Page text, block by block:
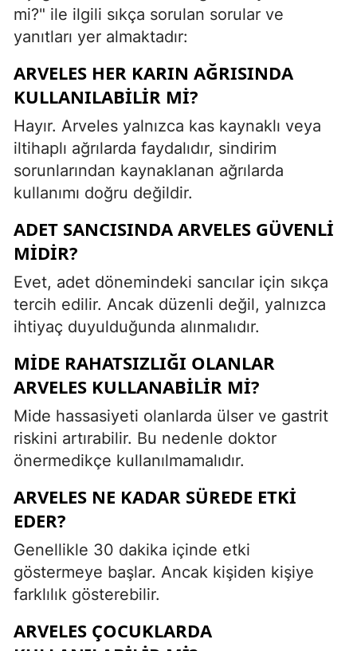
mi?" ile ilgili sıkça sorulan sorular ve
yanıtları yer almaktadır:
ARVELES HER KARIN AĞRISINDA
KULLANILABILIR MI?
Hayır. Arveles yalnızca kas kaynaklı veya
iltihaplı ağrılarda faydalıdır, sindirim
sorunlarından kaynaklanan ağrılarda
kullanımı doğru değildir.
ADET SANCISINDA ARVELES GÜVENLI
MIDIR?
Evet, adet dönemindeki sancılar için sıkça
tercih edilir. Ancak düzenli değil, yalnızca
ihtiyaç duyulduğunda alınmalıdır.
MIDE RAHATSIZLIĞI OLANLAR
ARVELES KULLANABILIR MI?
Mide hassasiyeti olanlarda ülser ve gastrit
riskini artırabilir. Bu nedenle doktor
önermedikçe kullanılmamalıdır.
ARVELES NE KADAR SÜREDE ETKI
EDER?
Genellikle 30 dakika içinde etki
göstermeye başlar. Ancak kişiden kişiye
farklılık gösterebilir.
ARVELES ÇOCUKLARDA